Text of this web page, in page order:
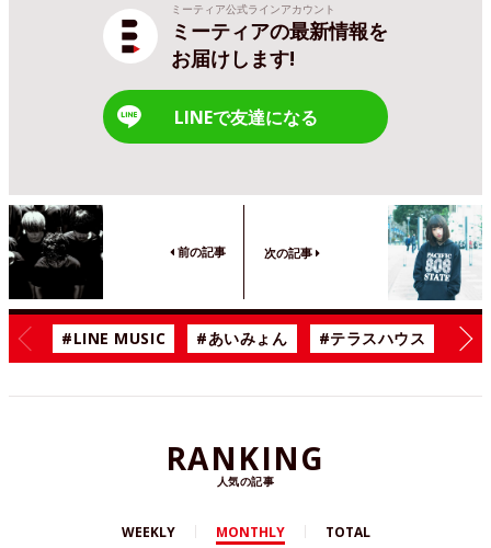
ミーティア公式ラインアカウント
ミーティアの最新情報を
お届けします!
LINEで友達になる
前の記事 次の記事
#LINE MUSIC #あいみょん #テラスハウス #漫
RANKING
人気の記事
WEEKLY MONTHLY TOTAL